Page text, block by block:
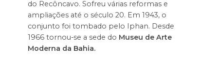
do Recôncavo. Sofreu várias reformas e
ampliações até o século 20. Em 1943, o
conjunto foi tombado pelo Iphan. Desde
1966 tornou-se a sede do Museu de Arte
Moderna da Bahia.